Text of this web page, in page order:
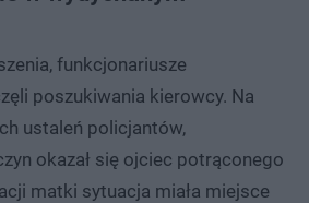
funkcjonariusze
poszukiwania kierowcy. Na
ustaleń policjantów,
okazał się ojciec potrąconego
matki sytuacja miała miejsce